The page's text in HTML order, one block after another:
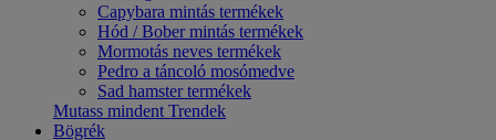
Capybara mintás termékek
Hód / Bober mintás termékek
Mormotás neves termékek
Pedro a táncoló mosómedve
Sad hamster termékek
Mutass mindent Trendek
Bögrék